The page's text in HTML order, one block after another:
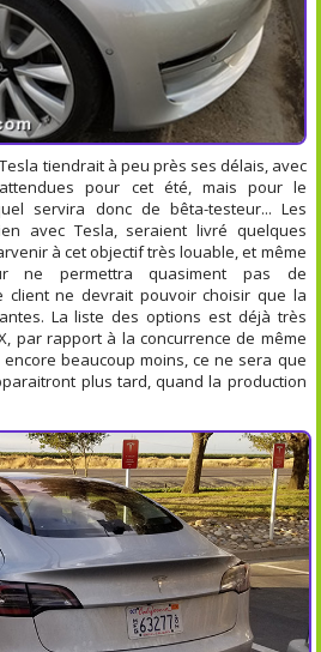
tiendrait à peu près ses délais, avec
pour cet été, mais pour le
servira donc de bêta-testeur... Les
avec Tesla, seraient livré quelques
à cet objectif très louable, et même
ne permettra quasiment pas de
client ne devrait pouvoir choisir que la
La liste des options est déjà très
par rapport à la concurrence de même
beaucoup moins, ce ne sera que
plus tard, quand la production